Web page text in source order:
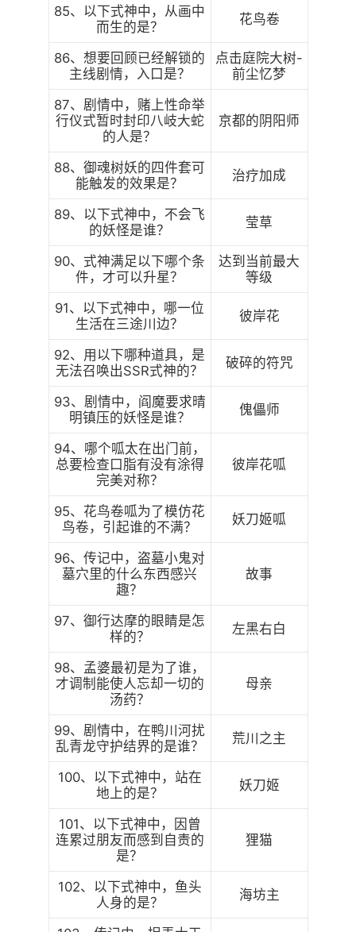
85、以下式神中，从画中
而生的是？
花鸟卷
86、想要回顾已经解锁的
主线剧情，入口是？
点击庭院大树-
前尘忆梦
87、剧情中，赌上性命举
行仪式暂时封印八岐大蛇
的人是？
京都的阴阳师
88、御魂树妖的四件套可
能触发的效果是？
治疗加成
89、以下式神中，不会飞
的妖怪是谁？
莹草
90、式神满足以下哪个条
件，才可以升星？
达到当前最大
等级
91、以下式神中，哪一位
生活在三途川边？
彼岸花
92、用以下哪种道具，是
无法召唤出SSR式神的？
破碎的符咒
93、剧情中，阎魔要求晴
明镇压的妖怪是谁？
傀儡师
94、哪个呱太在出门前，
总要检查口脂有没有涂得
完美对称？
彼岸花呱
95、花鸟卷呱为了模仿花
鸟卷，引起谁的不满？
妖刀姬呱
96、传记中，盗墓小鬼对
墓穴里的什么东西感兴
趣？
故事
97、御行达摩的眼睛是怎
样的？
左黑右白
98、孟婆最初是为了谁，
才调制能使人忘却一切的
汤药？
母亲
99、剧情中，在鸭川河扰
乱青龙守护结界的是谁？
荒川之主
100、以下式神中，站在
地上的是？
妖刀姬
101、以下式神中，因曾
连累过朋友而感到自责的
是？
狸猫
102、以下式神中，鱼头
人身的是？
海坊主